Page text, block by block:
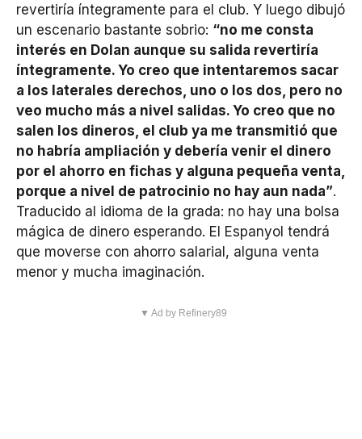
revertiría íntegramente para el club. Y luego dibujó
un escenario bastante sobrio: “no me consta
interés en Dolan aunque su salida revertiría
íntegramente. Yo creo que intentaremos sacar
a los laterales derechos, uno o los dos, pero no
veo mucho más a nivel salidas. Yo creo que no
salen los dineros, el club ya me transmitió que
no habría ampliación y debería venir el dinero
por el ahorro en fichas y alguna pequeña venta,
porque a nivel de patrocinio no hay aun nada”.
Traducido al idioma de la grada: no hay una bolsa
mágica de dinero esperando. El Espanyol tendrá
que moverse con ahorro salarial, alguna venta
menor y mucha imaginación.
▼ Ad by Refinery89